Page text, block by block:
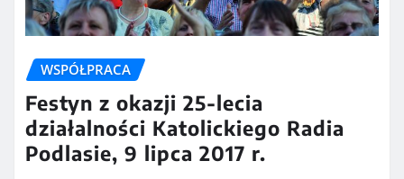
WSPÓŁPRACA
Festyn z okazji 25-lecia
działalności Katolickiego Radia
Podlasie, 9 lipca 2017 r.